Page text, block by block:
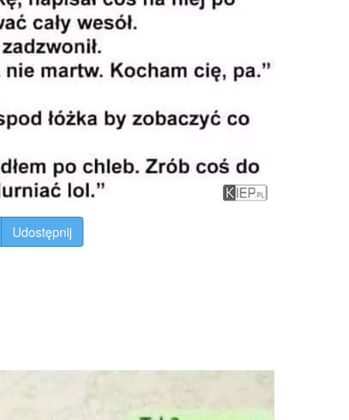
Udostępnij